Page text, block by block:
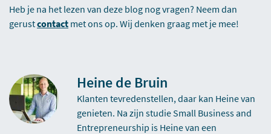
Heb je na het lezen van deze blog nog vragen? Neem dan
gerustcontact met ons op. Wij denken graag met je mee!
Heine de Bruin
Klanten tevredenstellen, daar kan Heine van
genieten. Na zijn studie Small Business and
Entrepreneurship is Heine van een